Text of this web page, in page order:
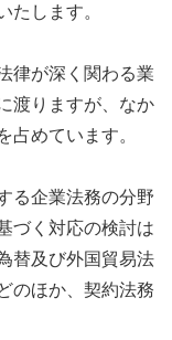
たします。
律が深く関わる業
渡りますが、なか
占めています。
る企業法務の分野
づく対応の検討は
替及び外国貿易法
のほか、契約法務